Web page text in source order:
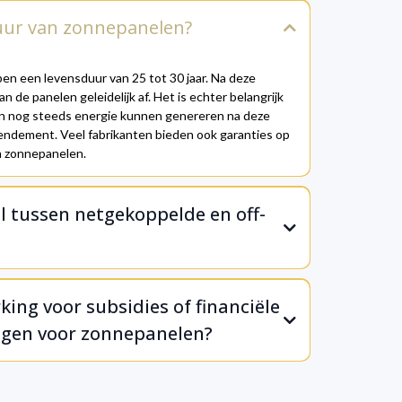
van zonnepanelen?
een levensduur van 25 tot 30 jaar. Na deze
de panelen geleidelijk af. Het is echter belangrijk
nog steeds energie kunnen genereren na deze
Veel fabrikanten bieden ook garanties op
tussen netgekoppelde en off-
voor subsidies of financiële
voor zonnepanelen?